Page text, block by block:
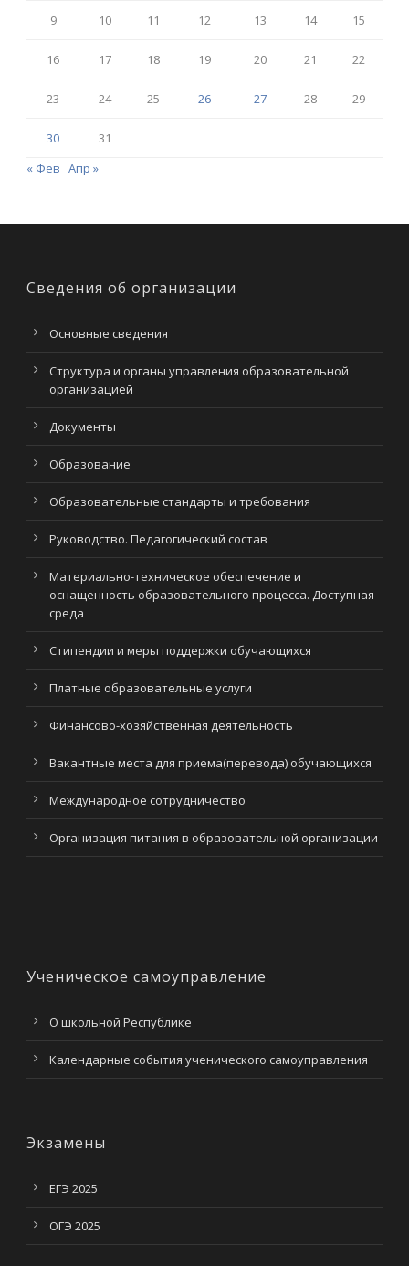
9 10 11 12 13 14 15
16 17 18 19 20 21 22
23 24 25 26 27 28 29
30
31
« Фев Апр »
Сведения об организации
Основные сведения
Структура и органы управления образовательной
организацией
Документы
Образование
Образовательные стандарты и требования
Руководство. Педагогический состав
Материально-техническое обеспечение и
оснащенность образовательного процесса. Доступная
среда
Стипендии и меры поддержки обучающихся
Платные образовательные услуги
Финансово-хозяйственная деятельность
Вакантные места для приема(перевода) обучающихся
Международное сотрудничество
Организация питания в образовательной организации
Ученическое самоуправление
О школьной Республике
Календарные события ученического самоуправления
Экзамены
ЕГЭ 2025
ОГЭ 2025